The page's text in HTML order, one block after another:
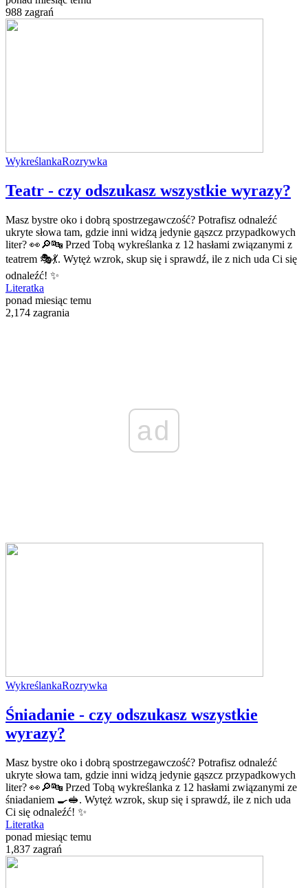
988 zagrań
WykreślankaRozrywka
Teatr - czy odszukasz wszystkie wyrazy?
Masz bystre oko i dobrą spostrzegawczość? Potrafisz odnaleźć
ukryte słowa tam, gdzie inni widzą jedynie gąszcz przypadkowych
liter? 👀🔎🔤 Przed Tobą wykreślanka z 12 hasłami związanymi z
teatrem 🎭💃. Wytęż wzrok, skup się i sprawdź, ile z nich uda Ci się
odnaleźć! ✨
Literatka
ponad miesiąc temu
2,174 zagrania
ad
WykreślankaRozrywka
Śniadanie - czy odszukasz wszystkie
wyrazy?
Masz bystre oko i dobrą spostrzegawczość? Potrafisz odnaleźć
ukryte słowa tam, gdzie inni widzą jedynie gąszcz przypadkowych
liter? 👀🔎🔤 Przed Tobą wykreślanka z 12 hasłami związanymi ze
śniadaniem 🍳🥪. Wytęż wzrok, skup się i sprawdź, ile z nich uda
Ci się odnaleźć! ✨
Literatka
ponad miesiąc temu
1,837 zagrań